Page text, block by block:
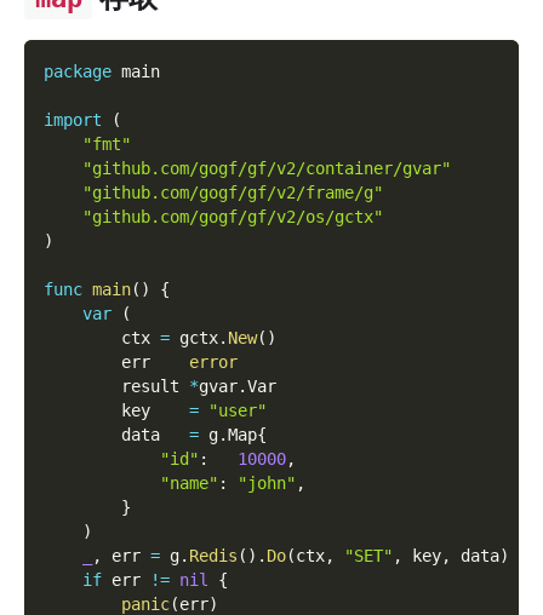
package main
import
(
"fmt"
"github.com/gogf/gf/v2/container/gvar"
"github.com/gogf/gf/v2/frame/g"
"github.com/gogf/gf/v2/os/gctx"
)
func main( )
{
var
(
        ctx
= gctx. New( )
        err
error
        result
*gvar.Var
        key
=
"user"
        data
= g.Map{
"id" : 10000,
"name" : "john" ,
}
)
, err = g. Redis ( ) . Do(ctx, "SET" , key, data)
if err != nil
{
panic(err)